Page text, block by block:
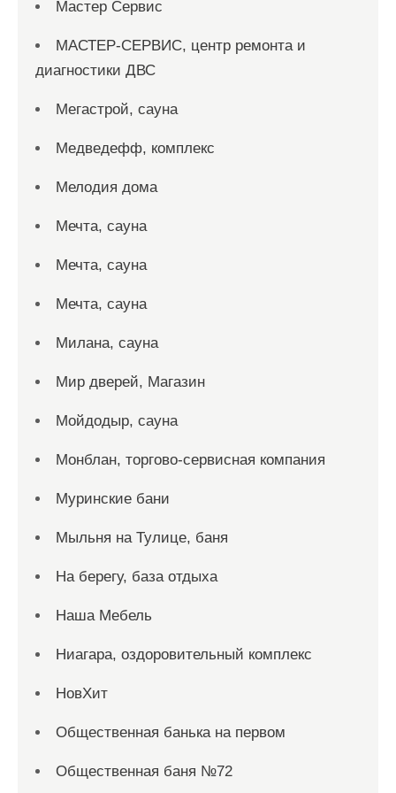
Мастер Сервис
МАСТЕР-СЕРВИС, центр ремонта и
диагностики ДВС
Мегастрой, сауна
Медведефф, комплекс
Мелодия дома
Мечта, сауна
Мечта, сауна
Мечта, сауна
Милана, сауна
Мир дверей, Магазин
Мойдодыр, сауна
Монблан, торгово-сервисная компания
Муринские бани
Мыльня на Тулице, баня
На берегу, база отдыха
Наша Мебель
Ниагара, оздоровительный комплекс
НовХит
Общественная банька на первом
Общественная баня №72